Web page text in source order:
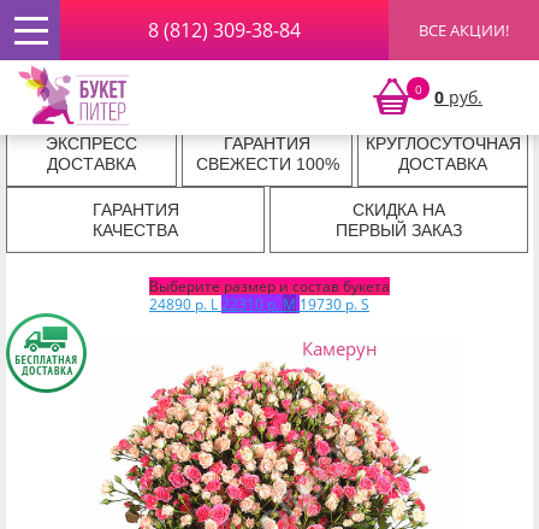
ВСЕ АКЦИИ!
8 (812) 309-38-84
0 0 руб.
Главная РОЗЫ ПОШТУЧНО
розовых и кремовых роз
Букет из розовых и кремовых роз
ЭКСПРЕСС
ДОСТАВКА
ГАРАНТИЯ
СВЕЖЕСТИ 100%
КРУГЛОСУТОЧНАЯ
ДОСТАВКА
ГАРАНТИЯ
КАЧЕСТВА
СКИДКА НА
ПЕРВЫЙ ЗАКАЗ
Выберите размер и состав букета
24890 р. L22310 р. M 19730 р.S
Камерун